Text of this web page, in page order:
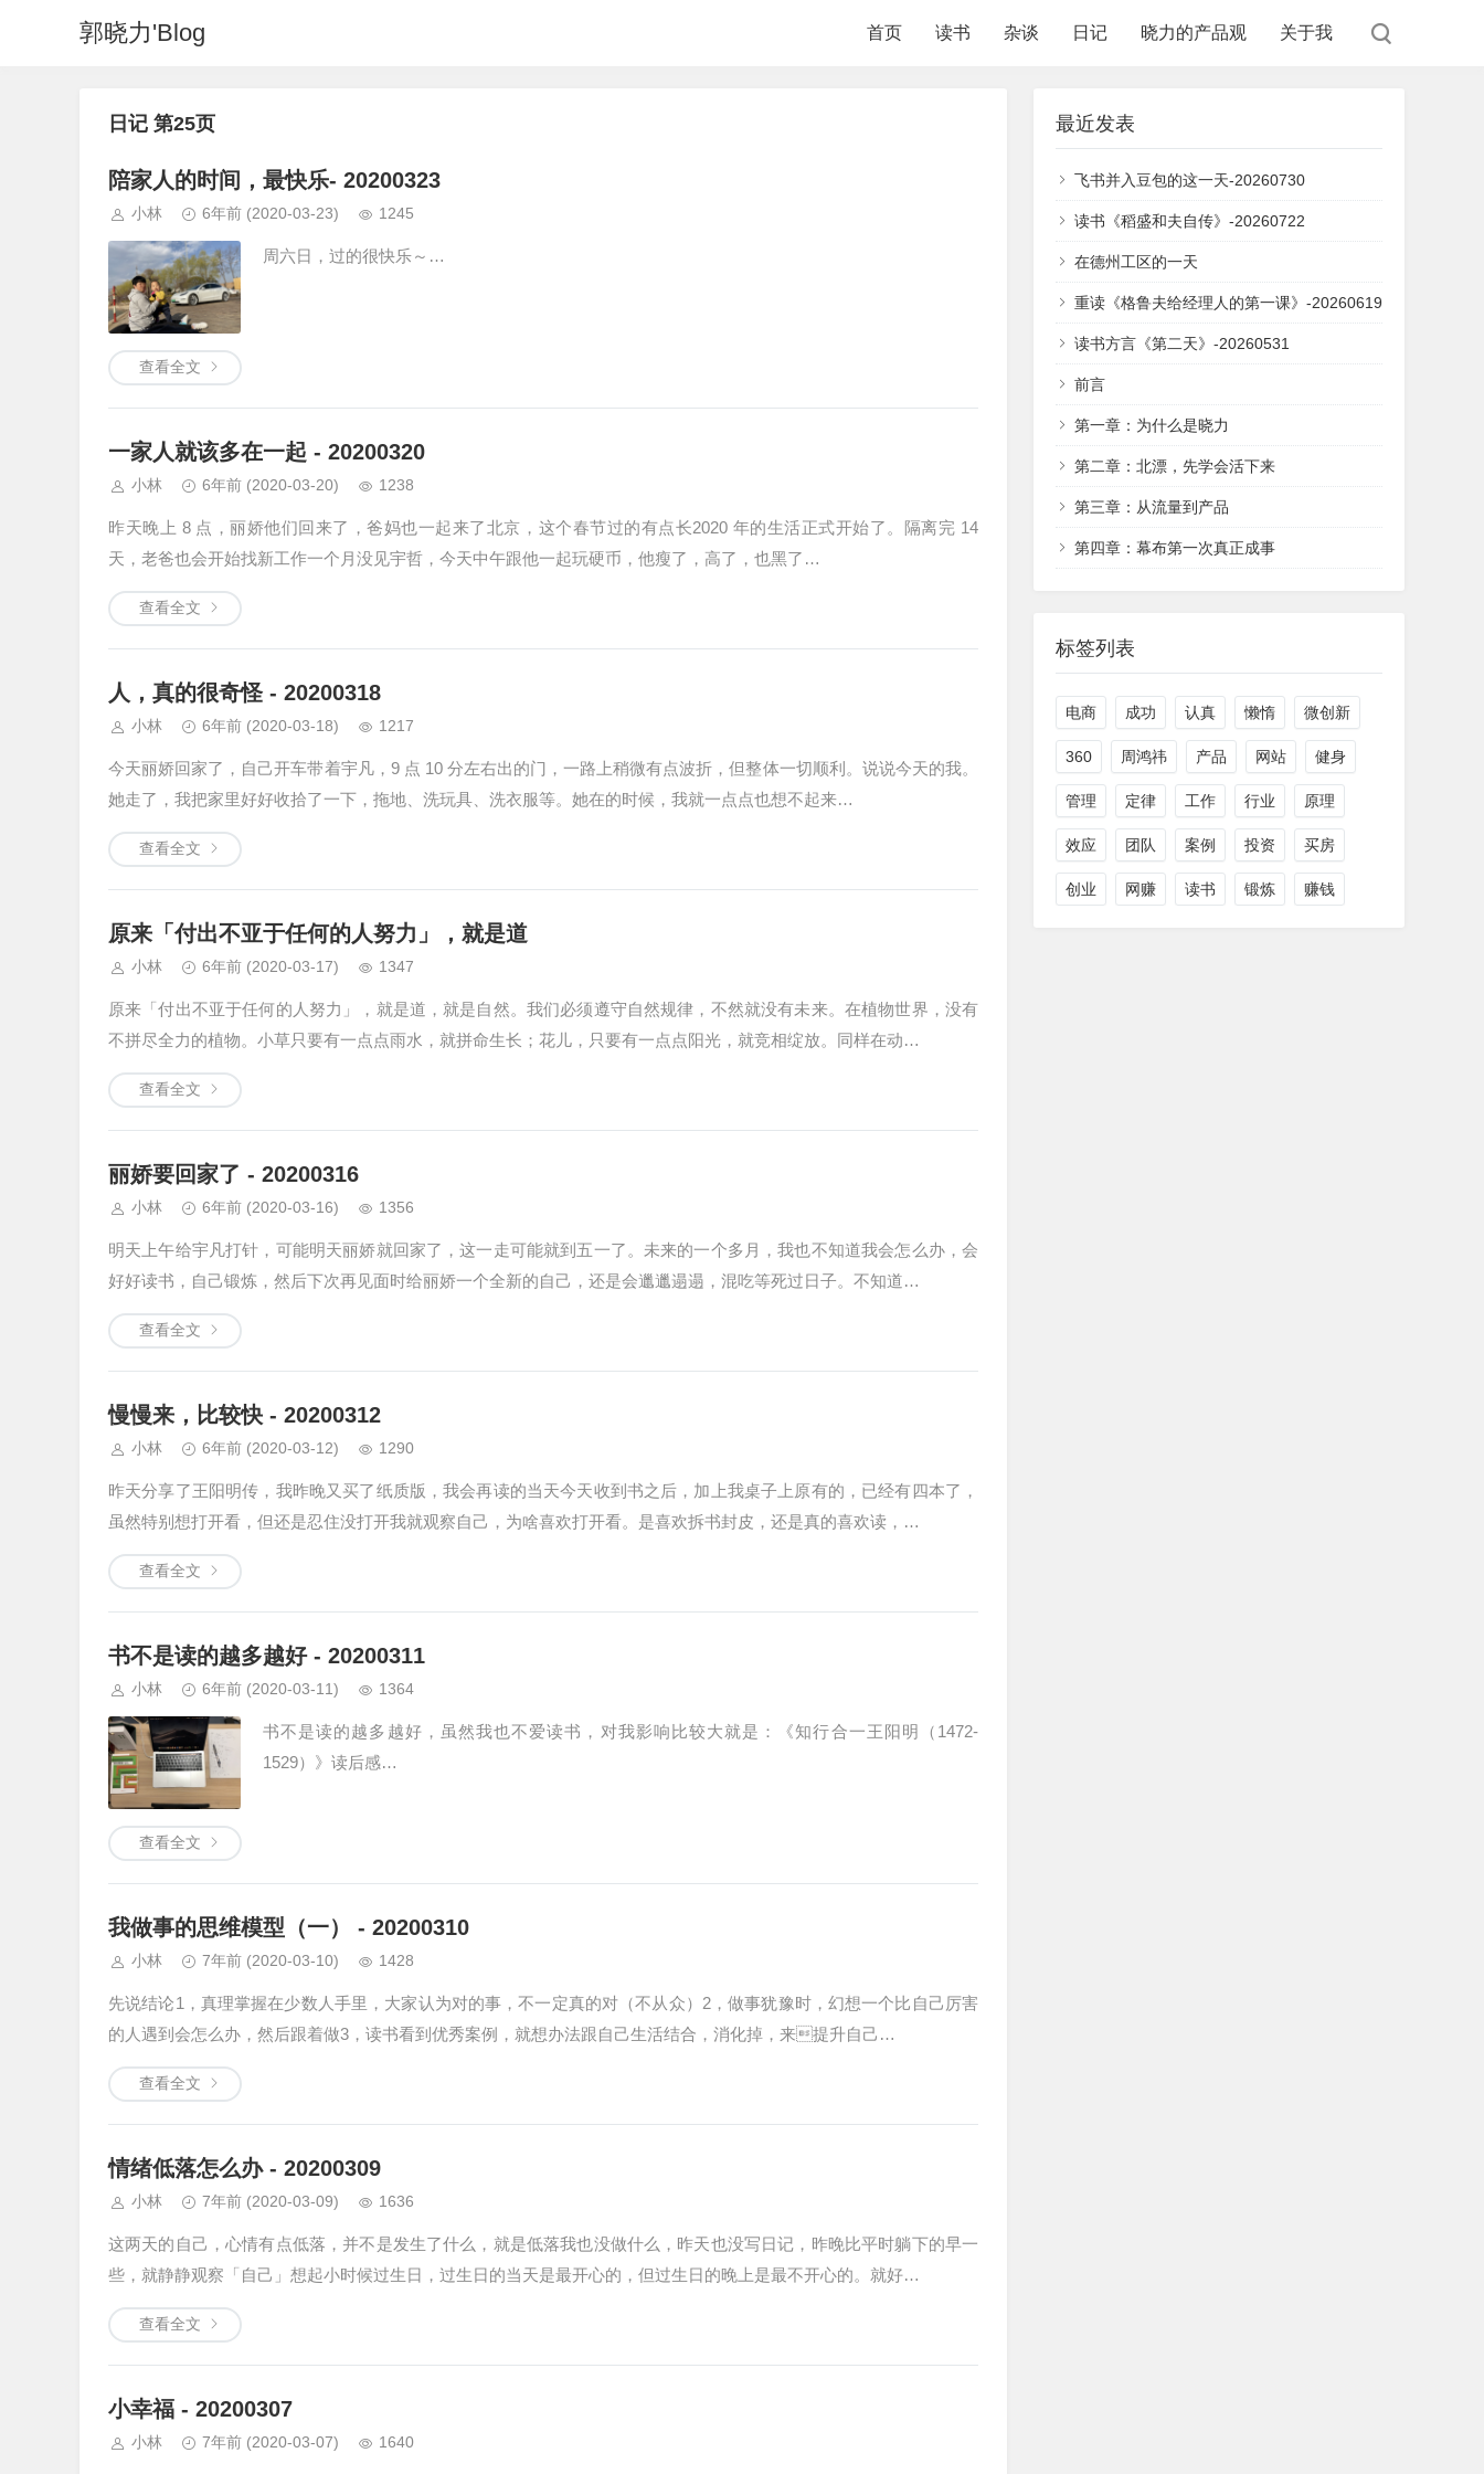
郭晓力'Blog 首页 读书 杂谈 日记 晓力的产品观 关于我
日记 第25页
陪家人的时间，最快乐- 20200323
小林 6年前 (2020-03-23) 1245
周六日，过的很快乐～…
查看全文
一家人就该多在一起 - 20200320
小林 6年前 (2020-03-20) 1238
昨天晚上 8 点，丽娇他们回来了，爸妈也一起来了北京，这个春节过的有点长2020 年的生活正式开始了。隔离完 14
天，老爸也会开始找新工作一个月没见宇哲，今天中午跟他一起玩硬币，他瘦了，高了，也黑了…
查看全文
人，真的很奇怪 - 20200318
小林 6年前 (2020-03-18) 1217
今天丽娇回家了，自己开车带着宇凡，9 点 10 分左右出的门，一路上稍微有点波折，但整体一切顺利。说说今天的我。
她走了，我把家里好好收拾了一下，拖地、洗玩具、洗衣服等。她在的时候，我就一点点也想不起来…
查看全文
原来「付出不亚于任何的人努力」，就是道
小林 6年前 (2020-03-17) 1347
原来「付出不亚于任何的人努力」，就是道，就是自然。我们必须遵守自然规律，不然就没有未来。在植物世界，没有
不拼尽全力的植物。小草只要有一点点雨水，就拼命生长；花儿，只要有一点点阳光，就竞相绽放。同样在动…
查看全文
丽娇要回家了 - 20200316
小林 6年前 (2020-03-16) 1356
明天上午给宇凡打针，可能明天丽娇就回家了，这一走可能就到五一了。未来的一个多月，我也不知道我会怎么办，会
好好读书，自己锻炼，然后下次再见面时给丽娇一个全新的自己，还是会邋邋遢遢，混吃等死过日子。不知道…
查看全文
慢慢来，比较快 - 20200312
小林 6年前 (2020-03-12) 1290
昨天分享了王阳明传，我昨晚又买了纸质版，我会再读的当天今天收到书之后，加上我桌子上原有的，已经有四本了，
虽然特别想打开看，但还是忍住没打开我就观察自己，为啥喜欢打开看。是喜欢拆书封皮，还是真的喜欢读，…
查看全文
书不是读的越多越好 - 20200311
小林 6年前 (2020-03-11) 1364
书不是读的越多越好，虽然我也不爱读书，对我影响比较大就是：《知行合一王阳明（1472-
1529）》读后感…
查看全文
我做事的思维模型（一） - 20200310
小林 7年前 (2020-03-10) 1428
先说结论1，真理掌握在少数人手里，大家认为对的事，不一定真的对（不从众）2，做事犹豫时，幻想一个比自己厉害
的人遇到会怎么办，然后跟着做3，读书看到优秀案例，就想办法跟自己生活结合，消化掉，来提升自己…
查看全文
情绪低落怎么办 - 20200309
小林 7年前 (2020-03-09) 1636
这两天的自己，心情有点低落，并不是发生了什么，就是低落我也没做什么，昨天也没写日记，昨晚比平时躺下的早一
些，就静静观察「自己」想起小时候过生日，过生日的当天是最开心的，但过生日的晚上是最不开心的。就好…
查看全文
小幸福 - 20200307
小林 7年前 (2020-03-07) 1640
最近发表
飞书并入豆包的这一天-20260730
读书《稻盛和夫自传》-20260722
在德州工区的一天
重读《格鲁夫给经理人的第一课》-20260619
读书方言《第二天》-20260531
前言
第一章：为什么是晓力
第二章：北漂，先学会活下来
第三章：从流量到产品
第四章：幕布第一次真正成事
标签列表
电商 成功 认真 懒惰 微创新
360 周鸿祎 产品 网站 健身
管理 定律 工作 行业 原理
效应 团队 案例 投资 买房
创业 网赚 读书 锻炼 赚钱